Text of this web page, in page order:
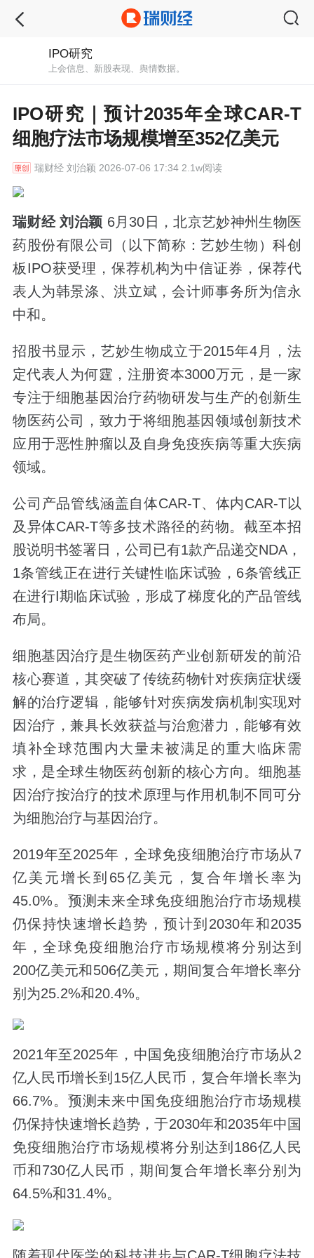
IPO研究
上会信息、新股表现、舆情数据。
IPO研究｜预计2035年全球CAR-T
细胞疗法市场规模增至352亿美元
瑞财经刘治颖 2026-07-06 17:34 2.1w阅读
瑞财经 刘治颖 6月30日，北京艺妙神州生物医
药股份有限公司（以下简称：艺妙生物）科创
板IPO获受理，保荐机构为中信证券，保荐代
表人为韩景涤、洪立斌，会计师事务所为信永
中和。
招股书显示，艺妙生物成立于2015年4月，法
定代表人为何霆，注册资本3000万元，是一家
专注于细胞基因治疗药物研发与生产的创新生
物医药公司，致力于将细胞基因领域创新技术
应用于恶性肿瘤以及自身免疫疾病等重大疾病
领域。
公司产品管线涵盖自体CAR-T、体内CAR-T以
及异体CAR-T等多技术路径的药物。截至本招
股说明书签署日，公司已有1款产品递交NDA，
1条管线正在进行关键性临床试验，6条管线正
在进行I期临床试验，形成了梯度化的产品管线
布局。
细胞基因治疗是生物医药产业创新研发的前沿
核心赛道，其突破了传统药物针对疾病症状缓
解的治疗逻辑，能够针对疾病发病机制实现对
因治疗，兼具长效获益与治愈潜力，能够有效
填补全球范围内大量未被满足的重大临床需
求，是全球生物医药创新的核心方向。细胞基
因治疗按治疗的技术原理与作用机制不同可分
为细胞治疗与基因治疗。
2019年至2025年，全球免疫细胞治疗市场从7
亿美元增长到65亿美元，复合年增长率为
45.0%。预测未来全球免疫细胞治疗市场规模
仍保持快速增长趋势，预计到2030年和2035
年，全球免疫细胞治疗市场规模将分别达到
200亿美元和506亿美元，期间复合年增长率分
别为25.2%和20.4%。
2021年至2025年，中国免疫细胞治疗市场从2
亿人民币增长到15亿人民币，复合年增长率为
66.7%。预测未来中国免疫细胞治疗市场规模
仍保持快速增长趋势，于2030年和2035年中国
免疫细胞治疗市场规模将分别达到186亿人民
币和730亿人民币，期间复合年增长率分别为
64.5%和31.4%。